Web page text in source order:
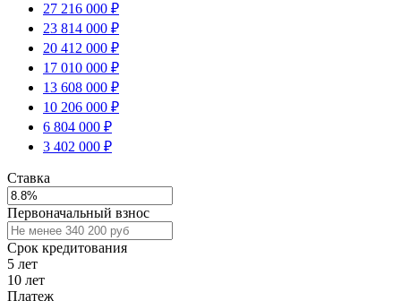
27 216 000 ₽
23 814 000 ₽
20 412 000 ₽
17 010 000 ₽
13 608 000 ₽
10 206 000 ₽
6 804 000 ₽
3 402 000 ₽
Ставка
Первоначальный взнос
Срок кредитования
5 лет
10 лет
Платеж